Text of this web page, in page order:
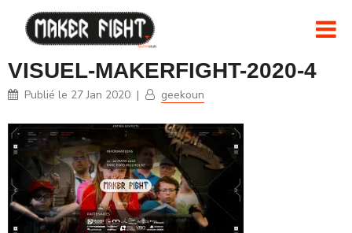
VISUEL-MAKERFIGHT-2020-4
Publié le 27 Jan 2020 | geekoun